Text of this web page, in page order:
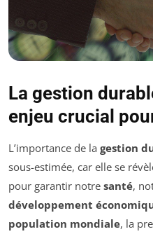
La gestion
enjeu crucial
L’importance de la gestion
sous-estimée, car elle se
pour garantir notre santé,
développement
population mondiale, la